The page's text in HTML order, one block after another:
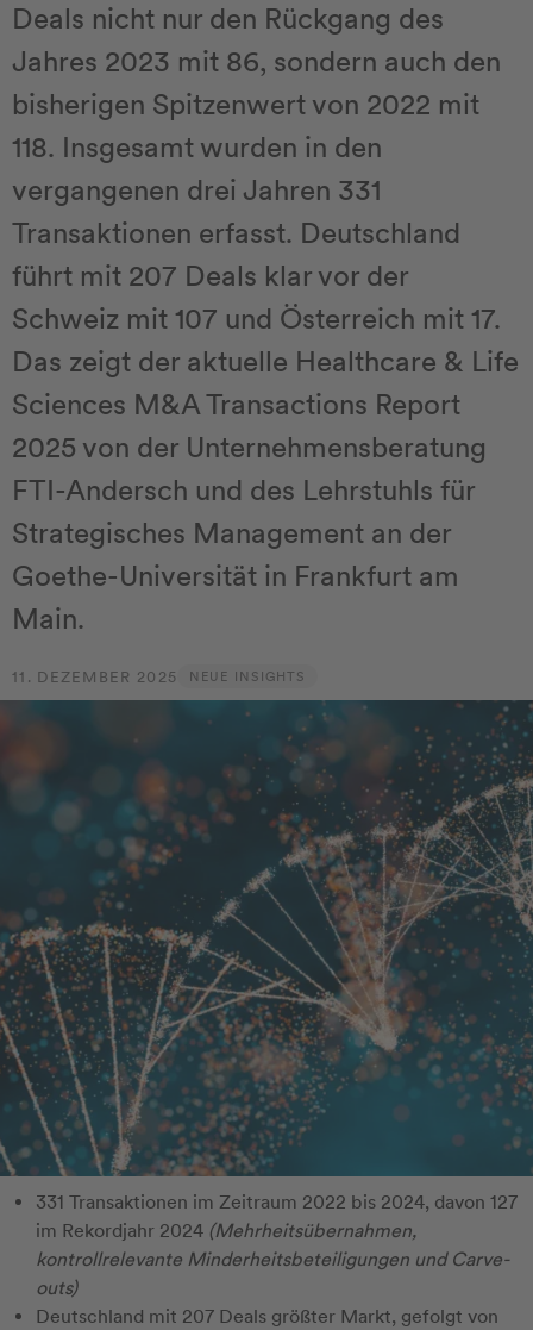
Deals nicht nur den Rückgang des
Jahres 2023 mit 86, sondern auch den
bisherigen Spitzenwert von 2022 mit
118. Insgesamt wurden in den
vergangenen drei Jahren 331
Transaktionen erfasst. Deutschland
führt mit 207 Deals klar vor der
Schweiz mit 107 und Österreich mit 17.
Das zeigt der aktuelle Healthcare & Life
Sciences M&A Transactions Report
2025 von der Unternehmensberatung
FTI-Andersch und des Lehrstuhls für
Strategisches Management an der
Goethe-Universität in Frankfurt am
Main.
11. DEZEMBER 2025 NEUE INSIGHTS
331 Transaktionen im Zeitraum 2022 bis 2024, davon 127
im Rekordjahr 2024 (Mehrheitsübernahmen,
kontrollrelevante Minderheitsbeteiligungen und Carve-
outs)
Deutschland mit 207 Deals größter Markt, gefolgt von